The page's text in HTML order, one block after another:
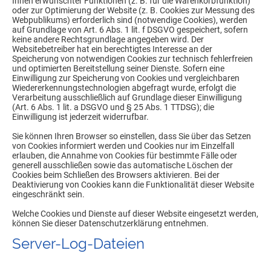
oder zur Optimierung der Website (z. B. Cookies zur Messung des
Webpublikums) erforderlich sind (notwendige Cookies), werden
auf Grundlage von Art. 6 Abs. 1 lit. f DSGVO gespeichert, sofern
keine andere Rechtsgrundlage angegeben wird. Der
Websitebetreiber hat ein berechtigtes Interesse an der
Speicherung von notwendigen Cookies zur technisch fehlerfreien
und optimierten Bereitstellung seiner Dienste. Sofern eine
Einwilligung zur Speicherung von Cookies und vergleichbaren
Wiedererkennungstechnologien abgefragt wurde, erfolgt die
Verarbeitung ausschließlich auf Grundlage dieser Einwilligung
(Art. 6 Abs. 1 lit. a DSGVO und § 25 Abs. 1 TTDSG); die
Einwilligung ist jederzeit widerrufbar.
Sie können Ihren Browser so einstellen, dass Sie über das Setzen
von Cookies informiert werden und Cookies nur im Einzelfall
erlauben, die Annahme von Cookies für bestimmte Fälle oder
generell ausschließen sowie das automatische Löschen der
Cookies beim Schließen des Browsers aktivieren. Bei der
Deaktivierung von Cookies kann die Funktionalität dieser Website
eingeschränkt sein.
Welche Cookies und Dienste auf dieser Website eingesetzt werden,
können Sie dieser Datenschutzerklärung entnehmen.
Server-Log-Dateien